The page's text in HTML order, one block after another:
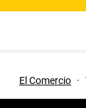
El Comercio ·